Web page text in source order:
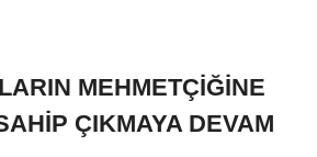
MEHMETÇİĞİNE
ÇIKMAYA DEVAM